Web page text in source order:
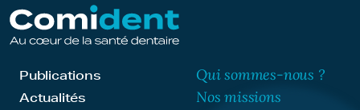
Publications
Actualités
Qui sommes-nous ?
Nos missions